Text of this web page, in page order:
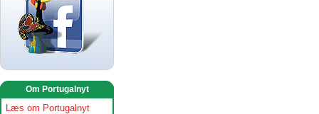
Om Portugalnyt
Læs om Portugalnyt